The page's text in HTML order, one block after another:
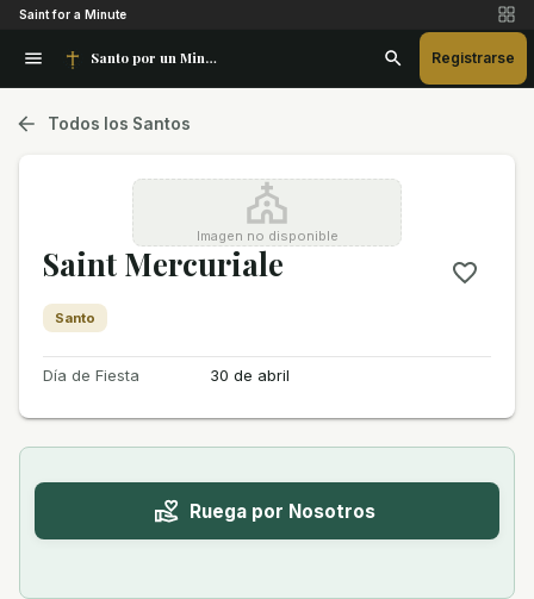
Saint for a Minute
Santo por un Minuto Registrarse
Todos los Santos
Imagen no disponible
Saint Mercuriale
Santo
Día de Fiesta 30 de abril
Ruega por Nosotros